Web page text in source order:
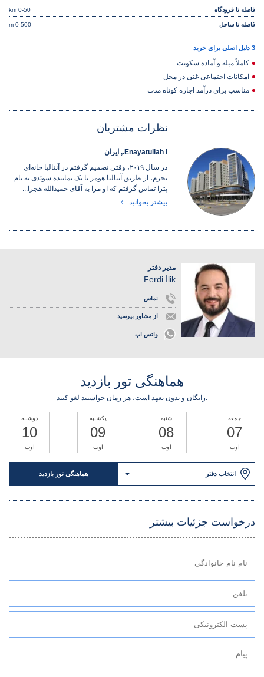
فاصله تا فرودگاه 0-50 km
فاصله تا ساحل 0-500 m
3 دلیل اصلی برای خرید
کاملاً مبله و آماده سکونت
امکانات اجتماعی غنی در محل
مناسب برای درآمد اجاره کوتاه مدت
نظرات مشتریان
Enayatullah I., ایران
در سال ۲۰۱۹، وقتی تصمیم گرفتم در آنتالیا خانه‌ای
بخرم، از طریق آنتالیا هومز با یک نماینده سوئدی به نام
پترا تماس گرفتم که او مرا به آقای حمیدالله هجرا...
بیشتر بخوانید
مدیر دفتر
Ferdi İlik
تماس
از مشاور بپرسید
واتس اپ
هماهنگی تور بازدید
رایگان و بدون تعهد است، هر زمان خواستید لغو کنید.
جمعه
07
اوت
شنبه
08
اوت
یکشنبه
09
اوت
دوشنبه
10
اوت
انتخاب دفتر هماهنگی تور بازدید
درخواست جزئیات بیشتر